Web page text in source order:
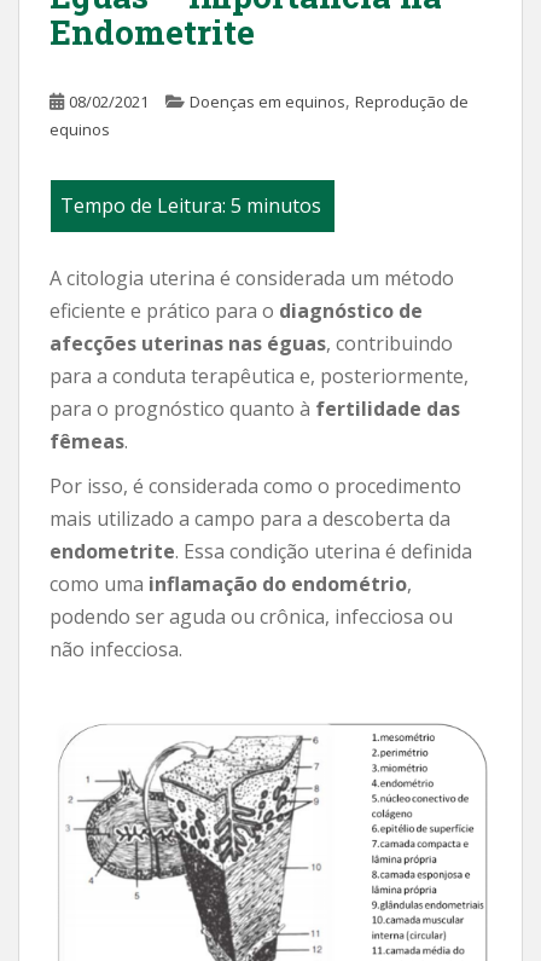
Endometrite
08/02/2021 Doenças em equinos, Reprodução de
equinos
A citologia uterina é considerada um método
eficiente e prático para o diagnóstico de
afecções uterinas nas éguas, contribuindo
para a conduta terapêutica e, posteriormente,
para o prognóstico quanto à fertilidade das
fêmeas.
Por isso, é considerada como o procedimento
mais utilizado a campo para a descoberta da
endometrite. Essa condição uterina é definida
como uma inflamação do endométrio,
podendo ser aguda ou crônica, infecciosa ou
não infecciosa.